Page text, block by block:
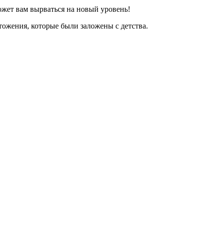
вам вырваться на новый уровень!
которые были заложены с детства.